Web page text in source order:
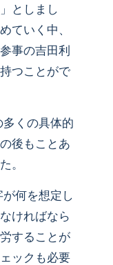
としまし
ていく中、
事の吉田利
つことがで
くの具体的
後もことあ
。
何を想定し
ければなら
することが
ックも必要